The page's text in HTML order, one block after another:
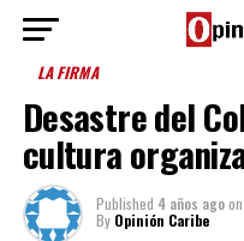
LA FIRMA
Desastre del
cultura
Published 4 años agoon
By Opinión Caribe